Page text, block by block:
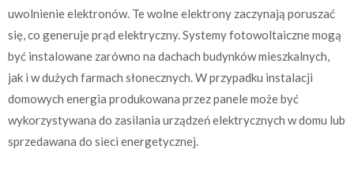
uwolnienie elektronów. Te wolne elektrony zaczynają poruszać
się, co generuje prąd elektryczny. Systemy fotowoltaiczne mogą
być instalowane zarówno na dachach budynków mieszkalnych,
jak i w dużych farmach słonecznych. W przypadku instalacji
domowych energia produkowana przez panele może być
wykorzystywana do zasilania urządzeń elektrycznych w domu lub
sprzedawana do sieci energetycznej.